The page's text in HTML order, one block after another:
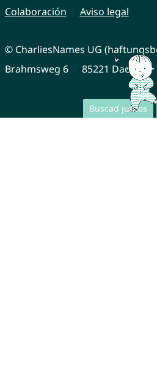
Buscad juntos
Colaboración
Aviso legal
© CharliesNames UG
Brahmsweg 6
85221 Dachau